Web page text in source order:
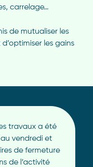
carrelage…
de mutualiser les
les gains
travaux a été
vendredi et
de fermeture
de l’activité